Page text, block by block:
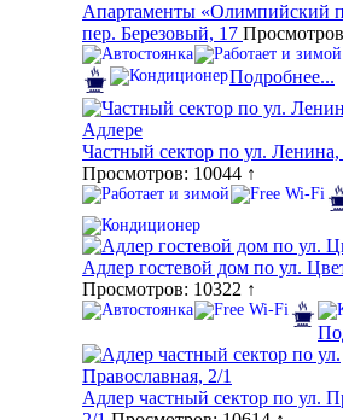
Апартаменты «Олимпийский
пер. Березовый, 17
Подробнее...
Частный сектор по ул.
Просмотров: 10044 ↑
Адлер гостевой дом по ул.
Просмотров: 10322 ↑
Адлер частный сектор по ул.